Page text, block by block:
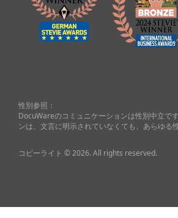
性別参照：
DocuWareのコミュニケーションは性別中立で
ンは、文言に明示されていなくても、あらゆる
コピーライト © 2026. All rights reserved.